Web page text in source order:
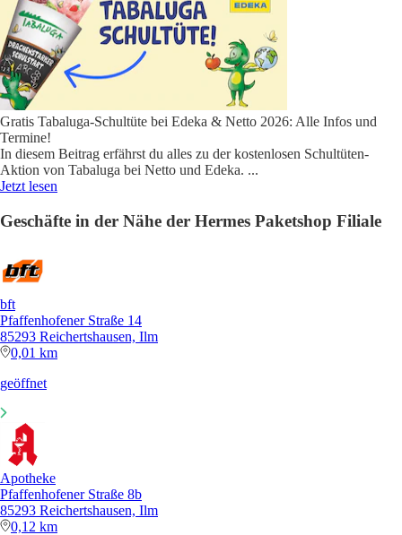
Gratis Tabaluga-Schultüte bei Edeka & Netto 2026: Alle Infos und
Termine!
In diesem Beitrag erfährst du alles zu der kostenlosen Schultüten-
Aktion von Tabaluga bei Netto und Edeka. ...
Jetzt lesen
Geschäfte in der Nähe der Hermes Paketshop Filiale
bft
Pfaffenhofener Straße 14
85293 Reichertshausen, Ilm
0,01 km
geöffnet
Apotheke
Pfaffenhofener Straße 8b
85293 Reichertshausen, Ilm
0,12 km